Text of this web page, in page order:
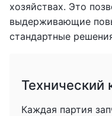
хозяйствах. Это
выдерживающие
стандартные
Технический
Каждая партия